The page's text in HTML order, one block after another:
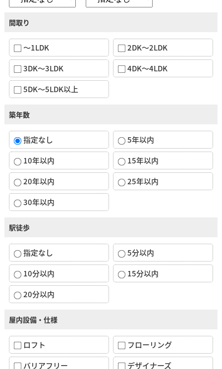
間取り
～1LDK
2DK～2LDK
3DK～3LDK
4DK～4LDK
5DK～5LDK以上
築年数
指定なし
5年以内
10年以内
15年以内
20年以内
25年以内
30年以内
駅徒歩
指定なし
5分以内
10分以内
15分以内
20分以内
屋内設備・仕様
ロフト
フローリング
バリアフリー
デザイナーズ